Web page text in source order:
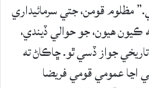
مظلوم قومن، جتي سرمائيداري
ڪيون هيون، جو حوالي ڏيندي،
جواز ڏسي ٿو. ڇاڪاڻ ته
عمومي قومي فريضا